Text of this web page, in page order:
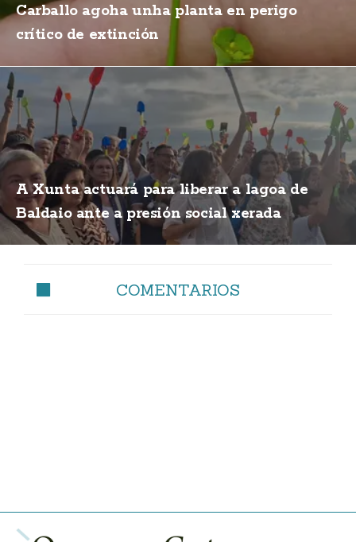
Carballo agoha unha planta en perigo
crítico de extinción
A Xunta actuará para liberar a lagoa de
Baldaio ante a presión social xerada
COMENTARIOS